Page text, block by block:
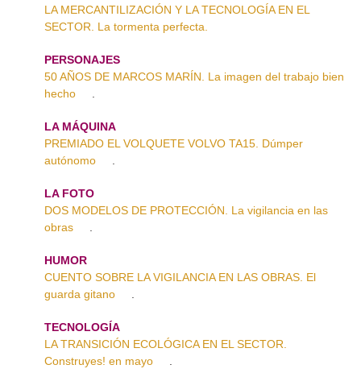
LA MERCANTILIZACIÓN Y LA TECNOLOGÍA EN EL
SECTOR. La tormenta perfecta.
PERSONAJES
50 AÑOS DE MARCOS MARÍN. La imagen del trabajo bien
hecho
LA MÁQUINA
PREMIADO EL VOLQUETE VOLVO TA15. Dúmper
autónomo
LA FOTO
DOS MODELOS DE PROTECCIÓN. La vigilancia en las
obras
HUMOR
CUENTO SOBRE LA VIGILANCIA EN LAS OBRAS. El
guarda gitano
TECNOLOGÍA
LA TRANSICIÓN ECOLÓGICA EN EL SECTOR.
Construyes! en mayo